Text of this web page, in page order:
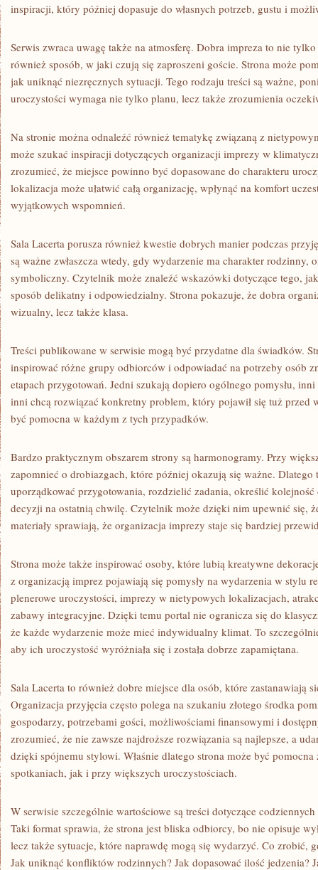
inspiracji, który później dopasuje do własnych potrzeb, gustu i
Serwis zwraca uwagę także na atmosferę. Dobra impreza to nie
również sposób, w jaki czują się zaproszeni goście. Strona może
jak uniknąć niezręcznych sytuacji. Tego rodzaju treści są ważne,
uroczystości wymaga nie tylko planu, lecz także zrozumienia
Na stronie można odnaleźć również tematykę związaną z
może szukać inspiracji dotyczących organizacji imprezy w
zrozumieć, że miejsce powinno być dopasowane do charakteru
lokalizacja może ułatwić całą organizację, wpłynąć na komfort
wyjątkowych wspomnień.
Sala Lacerta porusza również kwestie dobrych manier podczas
są ważne zwłaszcza wtedy, gdy wydarzenie ma charakter rodzinny,
symboliczny. Czytelnik może znaleźć wskazówki dotyczące tego,
sposób delikatny i odpowiedzialny. Strona pokazuje, że dobra
wizualny, lecz także klasa.
Treści publikowane w serwisie mogą być przydatne dla świadków.
inspirować różne grupy odbiorców i odpowiadać na potrzeby osób
etapach przygotowań. Jedni szukają dopiero ogólnego pomysłu,
inni chcą rozwiązać konkretny problem, który pojawił się tuż przed
być pomocna w każdym z tych przypadków.
Bardzo praktycznym obszarem strony są harmonogramy. Przy
zapomnieć o drobiazgach, które później okazują się ważne. Dlatego
uporządkować przygotowania, rozdzielić zadania, określić kolejność
decyzji na ostatnią chwilę. Czytelnik może dzięki nim upewnić się,
materiały sprawiają, że organizacja imprezy staje się bardziej
Strona może także inspirować osoby, które lubią kreatywne
z organizacją imprez pojawiają się pomysły na wydarzenia w stylu
plenerowe uroczystości, imprezy w nietypowych lokalizacjach,
zabawy integracyjne. Dzięki temu portal nie ogranicza się do
że każde wydarzenie może mieć indywidualny klimat. To
aby ich uroczystość wyróżniała się i została dobrze zapamiętana.
Sala Lacerta to również dobre miejsce dla osób, które zastanawiają
Organizacja przyjęcia często polega na szukaniu złotego środka
gospodarzy, potrzebami gości, możliwościami finansowymi i
zrozumieć, że nie zawsze najdroższe rozwiązania są najlepsze, a
dzięki spójnemu stylowi. Właśnie dlatego strona może być
spotkaniach, jak i przy większych uroczystościach.
W serwisie szczególnie wartościowe są treści dotyczące
Taki format sprawia, że strona jest bliska odbiorcy, bo nie opisuje
lecz także sytuacje, które naprawdę mogą się wydarzyć. Co zrobić,
Jak uniknąć konfliktów rodzinnych? Jak dopasować ilość jedzenia?